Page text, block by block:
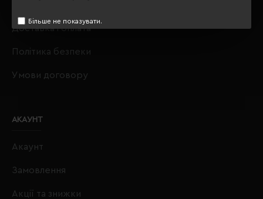
Більше не показувати.
Доставка і оплата
Політика безпеки
Умови договору
АКАУНТ
Акаунт
Замовлення
Акції та знижки